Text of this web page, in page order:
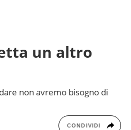
un altro
non avremo bisogno di
CONDIVIDI